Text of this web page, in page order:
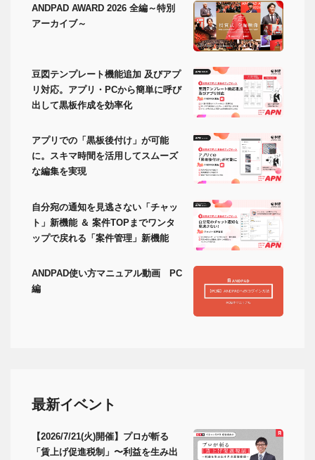
ANDPAD AWARD 2026 全編～特別
アーカイブ～
豆図テンプレート機能追加 及びアプ
リ対応。アプリ・PCから簡単に呼び
出して黒板作成を効率化
アプリでの「黒板後付け」が可能
に。スキマ時間を活用してスムーズ
な編集を実現
自分宛の通知を見逃さない「チャッ
ト」新機能 ＆ 案件TOPまでワンタ
ップで戻れる「案件管理」新機能
ANDPAD使い方マニュアル動画 PC
編
最新イベント
【2026/7/21(火)開催】プロが斬る
「賃上げ促進税制」〜利益を生み出